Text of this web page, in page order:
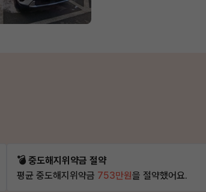
💣 중도해지위약금 절약
평균 중도해지위약금 753만원을 절약했어요.